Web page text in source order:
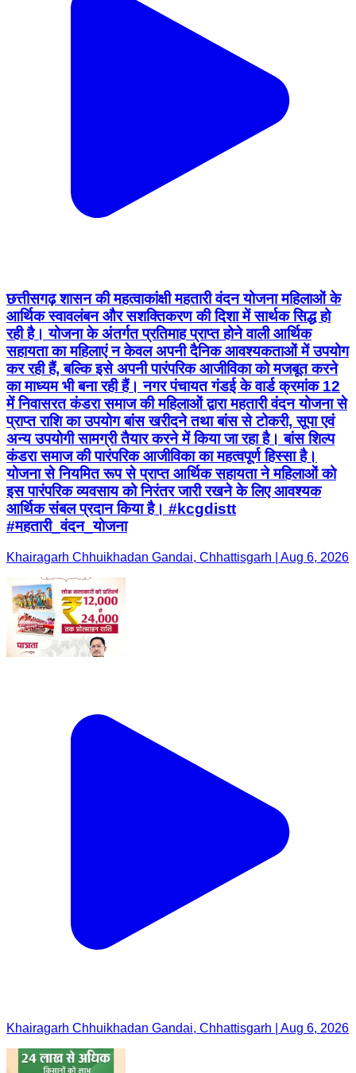
छत्तीसगढ़ शासन की महत्वाकांक्षी महतारी वंदन योजना महिलाओं के
आर्थिक स्वावलंबन और सशक्तिकरण की दिशा में सार्थक सिद्ध हो
रही है। योजना के अंतर्गत प्रतिमाह प्राप्त होने वाली आर्थिक
सहायता का महिलाएं न केवल अपनी दैनिक आवश्यकताओं में उपयोग
कर रही हैं, बल्कि इसे अपनी पारंपरिक आजीविका को मजबूत करने
का माध्यम भी बना रही हैं। नगर पंचायत गंडई के वार्ड क्रमांक 12
में निवासरत कंडरा समाज की महिलाओं द्वारा महतारी वंदन योजना से
प्राप्त राशि का उपयोग बांस खरीदने तथा बांस से टोकरी, सूपा एवं
अन्य उपयोगी सामग्री तैयार करने में किया जा रहा है। बांस शिल्प
कंडरा समाज की पारंपरिक आजीविका का महत्वपूर्ण हिस्सा है।
योजना से नियमित रूप से प्राप्त आर्थिक सहायता ने महिलाओं को
इस पारंपरिक व्यवसाय को निरंतर जारी रखने के लिए आवश्यक
आर्थिक संबल प्रदान किया है। #kcgdistt
#महतारी_वंदन_योजना
Khairagarh Chhuikhadan Gandai, Chhattisgarh | Aug 6, 2026
Khairagarh Chhuikhadan Gandai, Chhattisgarh | Aug 6, 2026